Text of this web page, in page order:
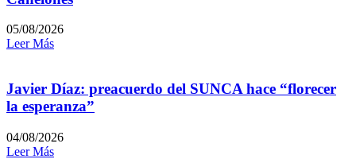
05/08/2026
Leer Más
Javier Díaz: preacuerdo del SUNCA hace “florecer
la esperanza”
04/08/2026
Leer Más